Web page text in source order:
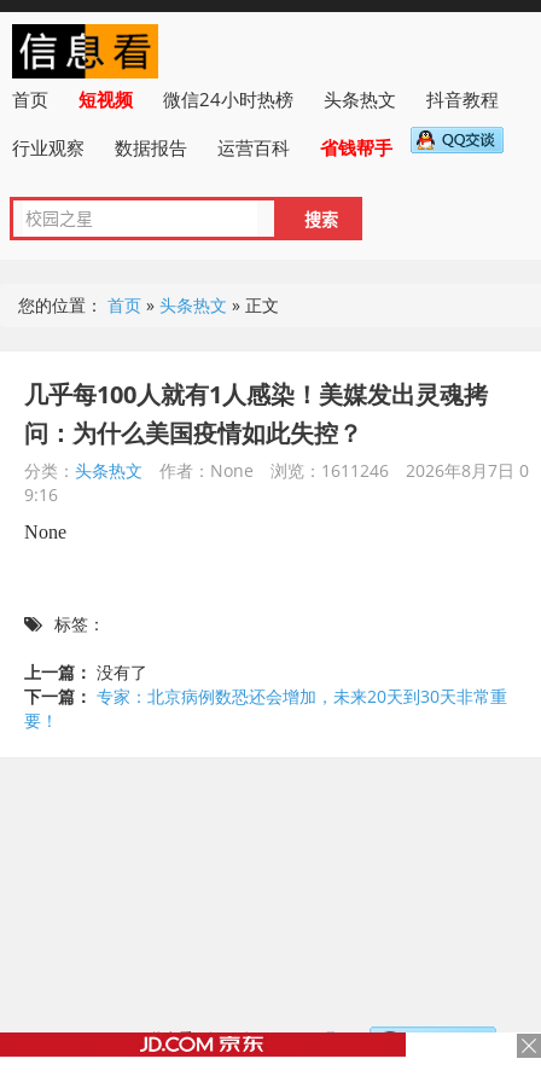
首页 短视频 微信24小时热榜 头条热文
抖音教程
行业观察
数据报告 运营百科 省钱帮手
您的位置： 首页 » 头条热文 » 正文
几乎每100人就有1人感染！美媒发出灵魂拷
问：为什么美国疫情如此失控？
分类： 头条热文 作者：None 浏览：1611246
2026年8月7日 0
9:16
None
标签：
上一篇： 没有了
下一篇： 专家：北京病例数恐还会增加，未来20天到30天非常重
要！
©2017 - 2020 / 信息看 /粤ICP备17153186号-2，